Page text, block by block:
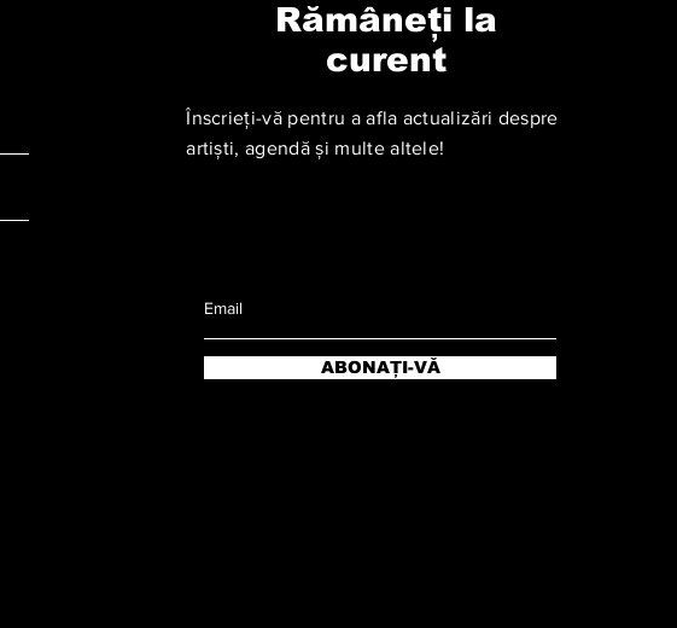
Rămâneți la
curent
Înscrieți-vă pentru a afla actualizări despre
artiști, agendă și multe altele!
ABONAȚI-VĂ